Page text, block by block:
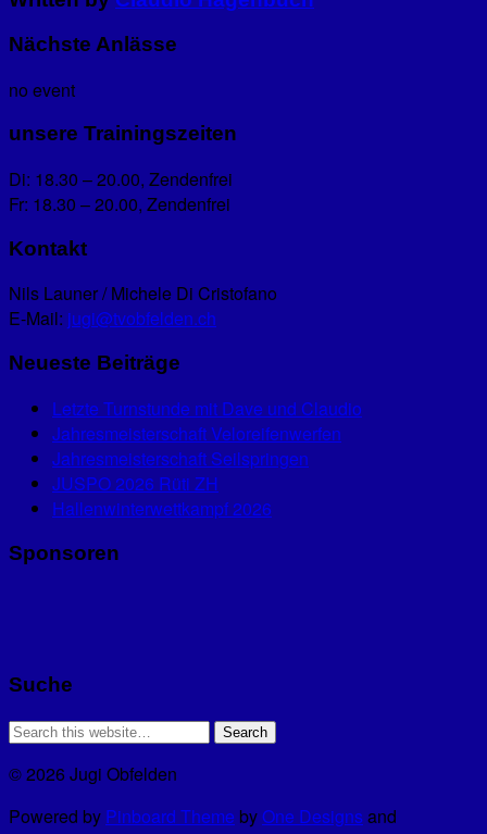
Nächste Anlässe
no event
unsere Trainingszeiten
Di: 18.30 – 20.00, Zendenfrei
Fr: 18.30 – 20.00, Zendenfrei
Kontakt
Nils Launer / Michele Di Cristofano
E-Mail: jugi@tvobfelden.ch
Neueste Beiträge
Letzte Turnstunde mit Dave und Claudio
Jahresmeisterschaft Veloreifenwerfen
Jahresmeisterschaft Seilspringen
JUSPO 2026 Rüti ZH
Hallenwinterwettkampf 2026
Sponsoren
Suche
© 2026 Jugi Obfelden
Powered by Pinboard Theme byOne Designsand